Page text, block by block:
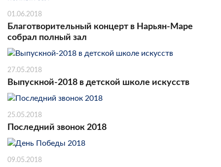
01.06.2018
Благотворительный концерт в Нарьян-Маре
собрал полный зал
27.05.2018
Выпускной-2018 в детской школе искусств
25.05.2018
Последний звонок 2018
09.05.2018